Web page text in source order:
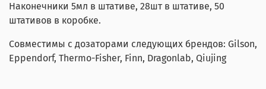
Наконечники 5мл в штативе, 28шт в штативе, 50
штативов в коробке.
Совместимы с дозаторами следующих брендов: Gilson,
Eppendorf, Thermo-Fisher, Finn, Dragonlab, Qiujing